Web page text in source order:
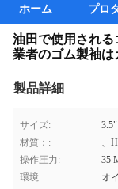
ホーム プロ
油田で使用され
業者のゴム製袖
製品詳細
サイズ:
材質：:
、
操作圧力:
35
環境:
オ